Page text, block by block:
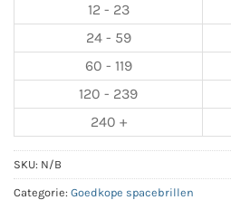
12 - 23
24 - 59
60 - 119
120 - 239
240 +
SKU: N/B
Categorie: Goedkope spacebrillen